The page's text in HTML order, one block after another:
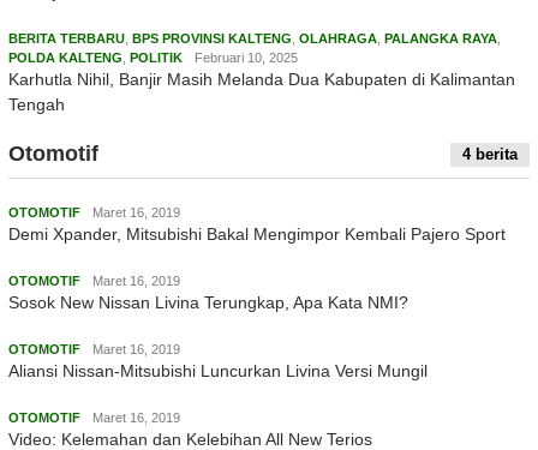
BERITA TERBARU BPS PROVINSI KALTENG OLAHRAGA PALANGKA RAYA
POLDA KALTENG POLITIK Februari 10, 2025
Karhutla Nihil, Banjir Masih Melanda Dua Kabupaten di Kalimantan
Tengah
Otomotif 4 berita
OTOMOTIF Maret 16, 2019
Demi Xpander, Mitsubishi Bakal Mengimpor Kembali Pajero Sport
OTOMOTIF Maret 16, 2019
Sosok New Nissan Livina Terungkap, Apa Kata NMI?
OTOMOTIF Maret 16, 2019
Aliansi Nissan-Mitsubishi Luncurkan Livina Versi Mungil
OTOMOTIF Maret 16, 2019
Video: Kelemahan dan Kelebihan All New Terios